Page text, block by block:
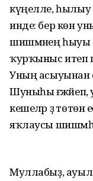
күңелле, һылыу
инде: бер көн
шишмәнең һыуы
ҡурҡыныс итеп
Уның асыуынан
Шуныһы
кешеләр ҙә төтөн
яҡлаусы
Муллабыҙ,